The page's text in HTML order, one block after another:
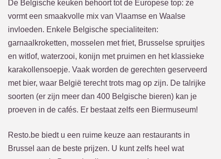
De Belgische keuken behoort tot de Europese top: ze
vormt een smaakvolle mix van Vlaamse en Waalse
invloeden. Enkele Belgische specialiteiten:
garnaalkroketten, mosselen met friet, Brusselse spruitjes
en witlof, waterzooi, konijn met pruimen en het klassieke
karakollensoepje. Vaak worden de gerechten geserveerd
met bier, waar België terecht trots mag op zijn. De talrijke
soorten (er zijn meer dan 400 Belgische bieren) kan je
proeven in de cafés. Er bestaat zelfs een Biermuseum!
Resto.be biedt u een ruime keuze aan restaurants in
Brussel aan de beste prijzen. U kunt zelfs heel wat